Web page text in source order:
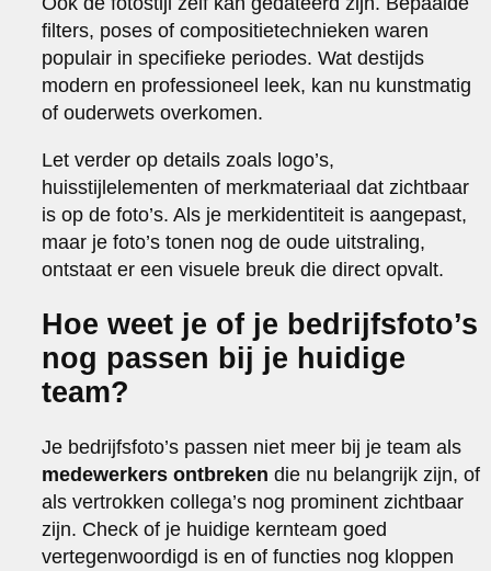
filters, poses of compositietechnieken waren
populair in specifieke periodes. Wat destijds
modern en professioneel leek, kan nu kunstmatig
of ouderwets overkomen.
Let verder op details zoals logo’s,
huisstijlelementen of merkmateriaal dat zichtbaar
is op de foto’s. Als je merkidentiteit is aangepast,
maar je foto’s tonen nog de oude uitstraling,
ontstaat er een visuele breuk die direct opvalt.
Hoe weet je of je bedrijfsfoto’s
nog passen bij je huidige
team?
Je bedrijfsfoto’s passen niet meer bij je team als
medewerkers ontbreken die nu belangrijk zijn, of
als vertrokken collega’s nog prominent zichtbaar
zijn. Check of je huidige kernteam goed
vertegenwoordigd is en of functies nog kloppen